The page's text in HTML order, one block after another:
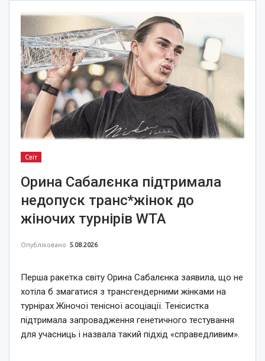
Світ
Орина Сабалєнка підтримала
недопуск транс*жінок до
жіночих турнірів WTA
Опубліковано 5.08.2026
Перша ракетка світу Орина Сабалєнка заявила, що не
хотіла б змагатися з трансгендерними жінками на
турнірах Жіночої тенісної асоціації. Тенісистка
підтримала запровадження генетичного тестування
для учасниць і назвала такий підхід «справедливим».